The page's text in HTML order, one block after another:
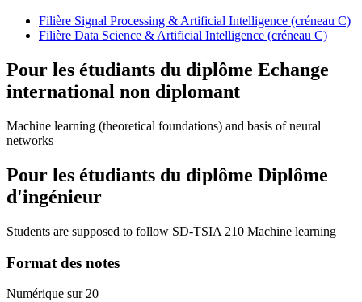
Filière Signal Processing & Artificial Intelligence (créneau C)
Filière Data Science & Artificial Intelligence (créneau C)
Pour les étudiants du diplôme Echange
international non diplomant
Machine learning (theoretical foundations) and basis of neural
networks
Pour les étudiants du diplôme Diplôme
d'ingénieur
Students are supposed to follow SD-TSIA 210 Machine learning
Format des notes
Numérique sur 20